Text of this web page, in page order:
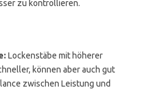
zu kontrollieren.
Lockenstäbe mit höherer
können aber auch gut
zwischen Leistung und